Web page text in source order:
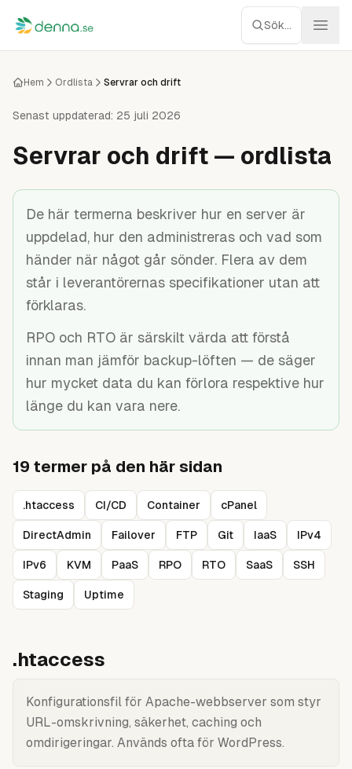
Hoppa till innehåll Sök...
Webbhotell
Managed WP
Servrar
Molnlagring
Recensioner
Guider
Hem Ordlista Servrar och drift
Senast uppdaterad: 25 juli 2026
Servrar och drift — ordlista
De här termerna beskriver hur en server är
uppdelad, hur den administreras och vad som
händer när något går sönder. Flera av dem
står i leverantörernas specifikationer utan att
förklaras.
RPO och RTO är särskilt värda att förstå
innan man jämför backup-löften — de säger
hur mycket data du kan förlora respektive hur
länge du kan vara nere.
19 termer på den här sidan
.htaccess CI/CD Container cPanel
DirectAdmin Failover FTP Git IaaS IPv4
IPv6 KVM PaaS RPO RTO SaaS SSH
Staging Uptime
.htaccess
Konfigurationsfil för Apache-webbserver som styr
URL-omskrivning, säkerhet, caching och
omdirigeringar. Används ofta för WordPress.